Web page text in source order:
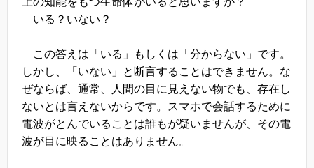
いる？いない？
この答えは「いる」もしくは「分からない」です。
しかし、「いない」と断言することはできません。な
ぜならば、通常、人間の目に見えない物でも、存在し
ないとは言えないからです。スマホで会話するために
電波がとんでいることは誰もが疑いませんが、その電
波が目に映ることはありません。